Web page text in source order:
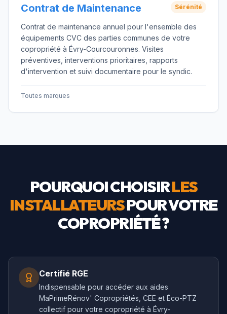
Contrat de Maintenance Sérénité
Contrat de maintenance annuel pour l'ensemble des
équipements CVC des parties communes de votre
copropriété à Évry-Courcouronnes. Visites
préventives, interventions prioritaires, rapports
d'intervention et suivi documentaire pour le syndic.
Toutes marques
POURQUOI CHOISIRLES
INSTALLATEURSPOUR VOTRE
COPROPRIÉTÉ ?
Certifié RGE
Indispensable pour accéder aux aides
MaPrimeRénov' Copropriétés, CEE et Éco-PTZ
collectif pour votre copropriété à Évry-